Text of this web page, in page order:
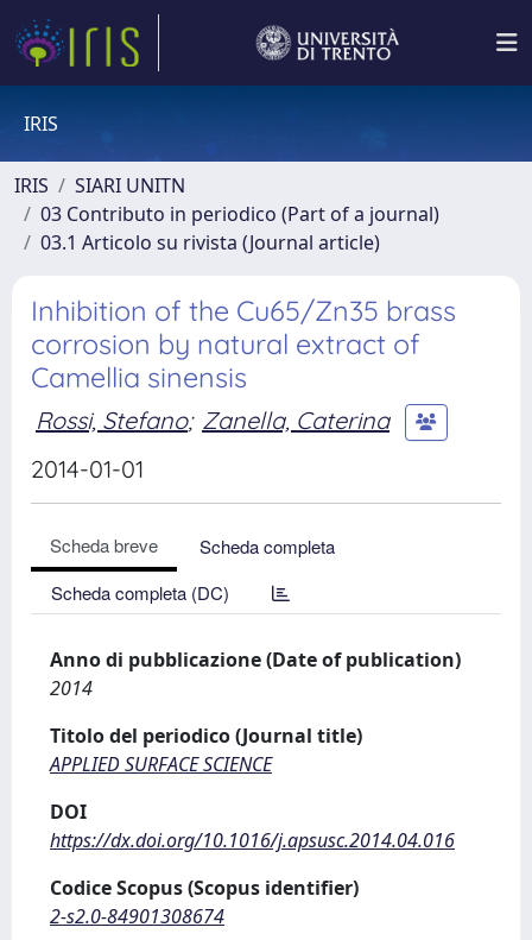
IRIS
IRIS
SIARI UNITN
03 Contributo in periodico (Part of a journal)
03.1 Articolo su rivista (Journal article)
Inhibition of the Cu65/Zn35 brass
corrosion by natural extract of
Camellia sinensis
Rossi, Stefano; Zanella, Caterina
2014-01-01
Scheda breve
Scheda completa
Scheda completa (DC)
Anno di pubblicazione (Date of publication)
2014
Titolo del periodico (Journal title)
APPLIED SURFACE SCIENCE
DOI
https://dx.doi.org/10.1016/j.apsusc.2014.04.016
Codice Scopus (Scopus identifier)
2-s2.0-84901308674